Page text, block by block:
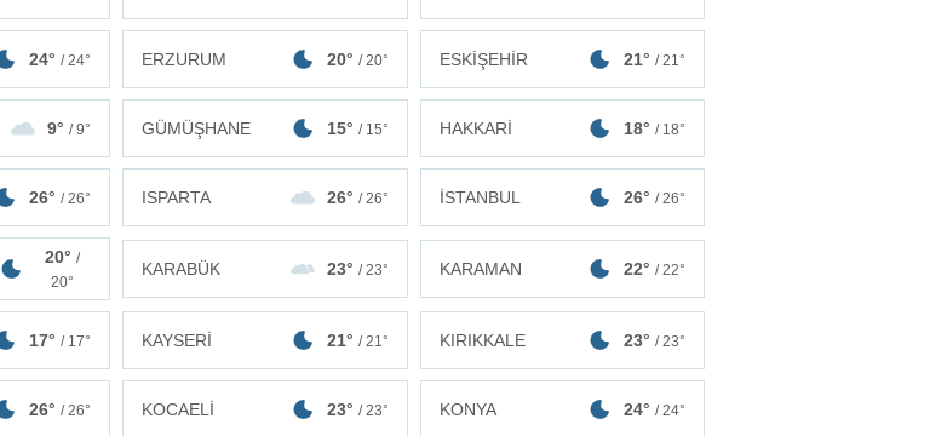
24° / 24° ERZURUM 20° / 20° ESKİŞEHİR 21° / 21°
9° / 9° GÜMÜŞHANE 15° / 15° HAKKARİ 18° / 18°
26° / 26° ISPARTA 26° / 26° İSTANBUL 26° / 26°
20°/
20°
KARABÜK 23° / 23° KARAMAN 22° / 22°
17° / 17° KAYSERİ 21° / 21° KIRIKKALE 23° / 23°
26° / 26° KOCAELİ 23° / 23° KONYA 24° / 24°